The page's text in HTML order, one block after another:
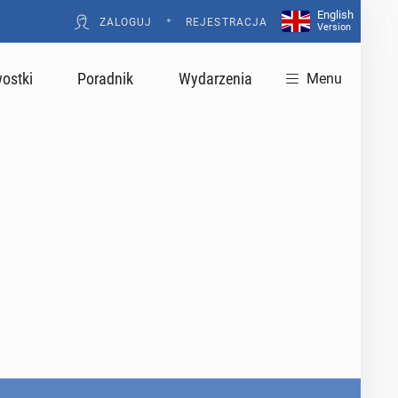
ZALOGUJ • REJESTRACJA
English
Version
Poradnik Wydarzenia Menu